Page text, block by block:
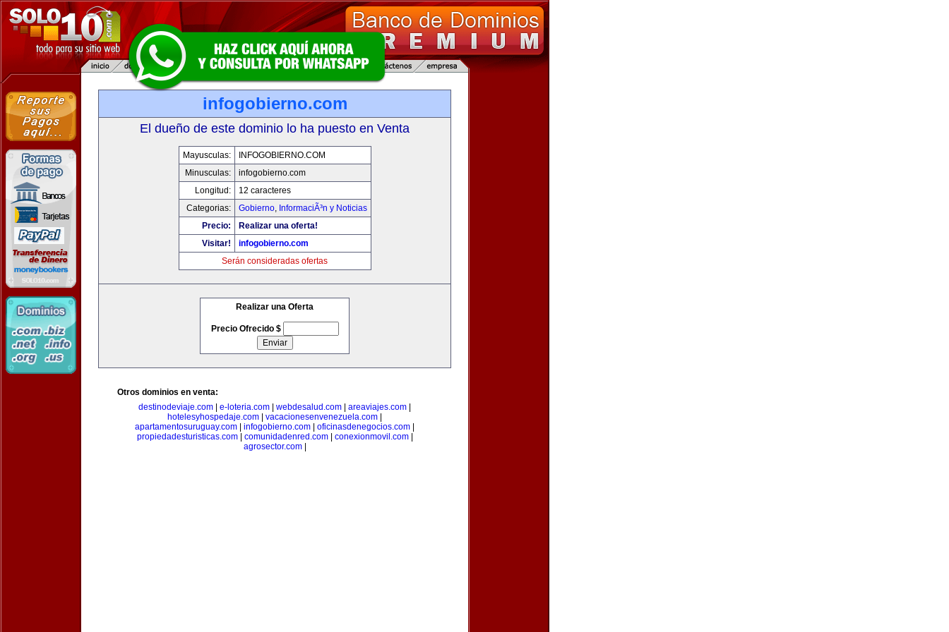
infogobierno.com
El dueño de este dominio lo ha puesto en Venta
Mayusculas:
INFOGOBIERNO.COM
Minusculas:
infogobierno.com
Longitud:
12 caracteres
Categorias:
Gobierno, InformaciÃ³n y Noticias
Precio:
Realizar una oferta!
Visitar!
infogobierno.com
Serán consideradas ofertas
Realizar una Oferta
Precio Ofrecido $
Otros dominios en venta:
destinodeviaje.com
e-loteria.com webdesalud.com areaviajes.com
hotelesyhospedaje.com
vacacionesenvenezuela.com
apartamentosuruguay.com
infogobierno.com oficinasdenegocios.com
propiedadesturisticas.com| comunidadenred.com| conexionmovil.com|
agrosector.com|